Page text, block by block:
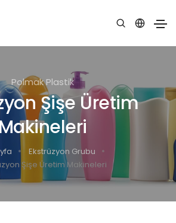
Polmak Plastik
Şişe Üretim
Ekstrüzyon Grubu
Şişe Üretim Makineleri